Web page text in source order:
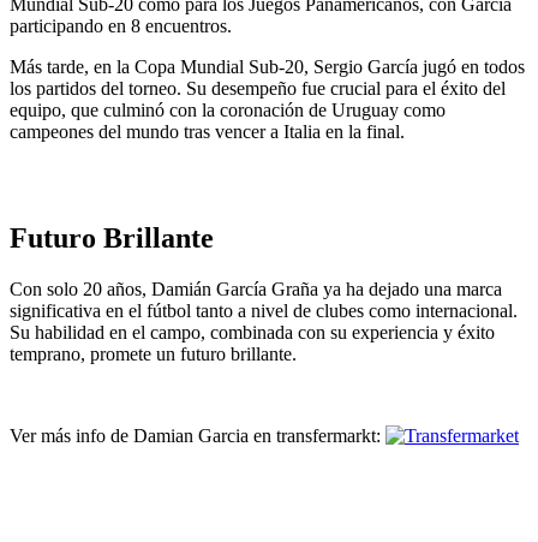
participando en 8 encuentros.
Más tarde, en la Copa Mundial Sub-20, Sergio García jugó en todos
los partidos del torneo. Su desempeño fue crucial para el éxito del
equipo, que culminó con la coronación de Uruguay como
campeones del mundo tras vencer a Italia en la final.
Futuro Brillante
Con solo 20 años, Damián García Graña ya ha dejado una marca
significativa en el fútbol tanto a nivel de clubes como internacional.
Su habilidad en el campo, combinada con su experiencia y éxito
temprano, promete un futuro brillante.
Ver más info de Damian Garcia en transfermarkt: